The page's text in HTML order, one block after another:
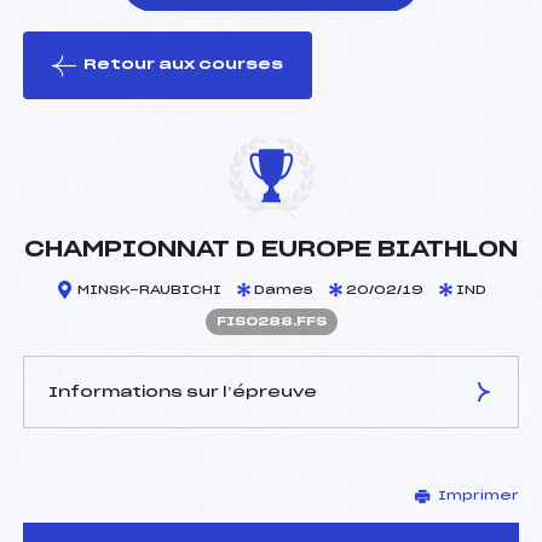
le ski
Retour aux courses
CHAMPIONNAT D EUROPE BIATHLON
MINSK-RAUBICHI Dames 20/02/19 IND
FIS0288.FFS
Informations sur l’épreuve
–
D.T Adjoint :
–
Imprimer